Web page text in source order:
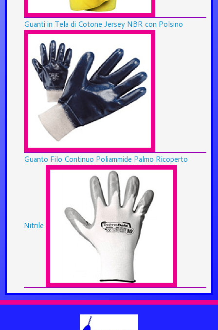
Guanti in Tela di Cotone Jersey NBR con Polsino
Guanto Filo Continuo Poliammide Palmo Ricoperto
Nitrile